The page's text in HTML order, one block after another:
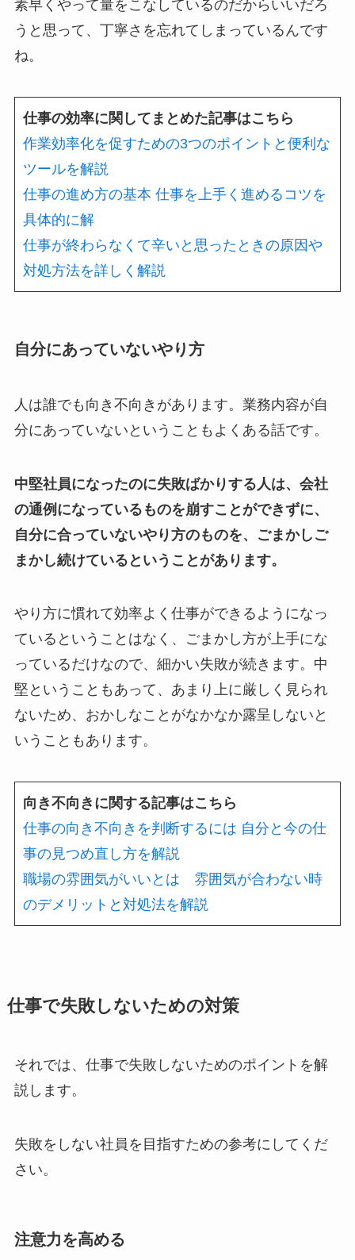
素早くやって量をこなしているのだからいいだろ
うと思って、丁寧さを忘れてしまっているんです
ね。
仕事の効率に関してまとめた記事はこちら
作業効率化を促すための3つのポイントと便利な
ツールを解説
仕事の進め方の基本 仕事を上手く進めるコツを
具体的に解
仕事が終わらなくて辛いと思ったときの原因や
対処方法を詳しく解説
自分にあっていないやり方
人は誰でも向き不向きがあります。業務内容が自
分にあっていないということもよくある話です。
中堅社員になったのに失敗ばかりする人は、会社
の通例になっているものを崩すことができずに、
自分に合っていないやり方のものを、ごまかしご
まかし続けているということがあります。
やり方に慣れて効率よく仕事ができるようになっ
ているということはなく、ごまかし方が上手にな
っているだけなので、細かい失敗が続きます。中
堅ということもあって、あまり上に厳しく見られ
ないため、おかしなことがなかなか露呈しないと
いうこともあります。
向き不向きに関する記事はこちら
仕事の向き不向きを判断するには 自分と今の仕
事の見つめ直し方を解説
職場の雰囲気がいいとは 雰囲気が合わない時
のデメリットと対処法を解説
仕事で失敗しないための対策
それでは、仕事で失敗しないためのポイントを解
説します。
失敗をしない社員を目指すための参考にしてくだ
さい。
注意力を高める